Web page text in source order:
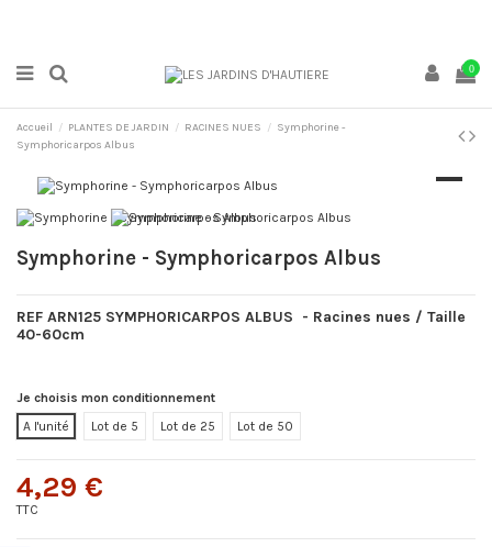
0
Accueil PLANTES DE JARDIN RACINES NUES
Symphorine -
Symphoricarpos Albus
Symphorine - Symphoricarpos Albus
REF ARN125 SYMPHORICARPOS ALBUS - Racines nues / Taille
40-60cm
Je choisis mon conditionnement
A l'unité
Lot de 5 Lot de 25 Lot de 50
4,29 €
TTC